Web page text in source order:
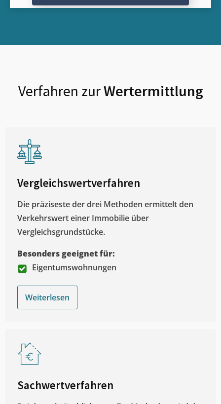
Verfahren zurWertermittlung
Vergleichswertverfahren
Die präziseste der drei Methoden ermittelt den
Verkehrswert einer Immobilie über
Vergleichsgrundstücke.
Besonders geeignet für:
Eigentumswohnungen
Weiterlesen
Sachwertverfahren